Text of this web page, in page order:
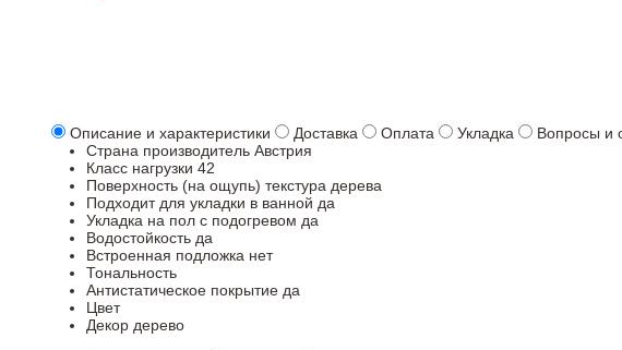
Описание и характеристики Доставка Оплата Укладка
Вопросы и
Страна производитель Австрия
Класс нагрузки 42
Поверхность (на ощупь) текстура дерева
Подходит для укладки в ванной да
Укладка на пол c подогревом да
Водостойкость да
Встроенная подложка нет
Тональность
Антистатическое покрытие да
Цвет
Декор дерево